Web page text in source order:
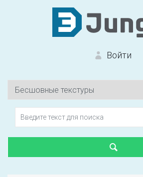
Войти
Вход на сайт